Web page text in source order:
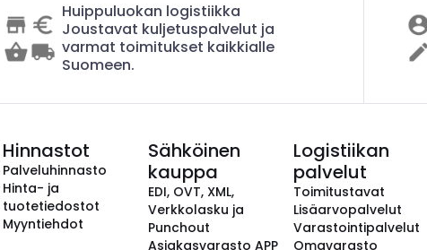
Huippuluokan logistiikka
Joustavat kuljetuspalvelut ja
varmat toimitukset kaikkialle
Suomeen.
Hinnastot
Palveluhinnasto
Hinta- ja
tuotetiedostot
Myyntiehdot
Sähköinen
kauppa
EDI, OVT, XML,
Verkkolasku ja
Punchout
Asiakasvarasto APP
Logistiikan
palvelut
Toimitustavat
Lisäarvopalvelut
Varastointipalvelut
Omavarasto